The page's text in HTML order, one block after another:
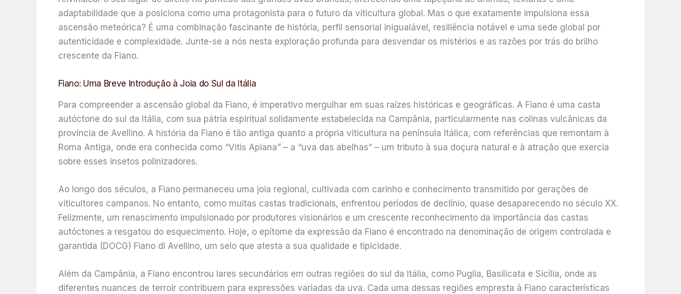
adaptabilidade que a posiciona como uma protagonista para o futuro da viticultura global. Mas o que exatamente impulsiona essa
ascensão meteórica? É uma combinação fascinante de história, perfil sensorial inigualável, resiliência notável e uma sede global por
autenticidade e complexidade. Junte-se a nós nesta exploração profunda para desvendar os mistérios e as razões por trás do brilho
crescente da Fiano.
Fiano: Uma Breve Introdução à Joia do Sul da Itália
Para compreender a ascensão global da Fiano, é imperativo mergulhar em suas raízes históricas e geográficas. A Fiano é uma casta
autóctone do sul da Itália, com sua pátria espiritual solidamente estabelecida na Campânia, particularmente nas colinas vulcânicas da
província de Avellino. A história da Fiano é tão antiga quanto a própria viticultura na península Itálica, com referências que remontam à
Roma Antiga, onde era conhecida como “Vitis Apiana” – a “uva das abelhas” – um tributo à sua doçura natural e à atração que exercia
sobre esses insetos polinizadores.
Ao longo dos séculos, a Fiano permaneceu uma joia regional, cultivada com carinho e conhecimento transmitido por gerações de
viticultores campanos. No entanto, como muitas castas tradicionais, enfrentou períodos de declínio, quase desaparecendo no século XX.
Felizmente, um renascimento impulsionado por produtores visionários e um crescente reconhecimento da importância das castas
autóctones a resgatou do esquecimento. Hoje, o epítome da expressão da Fiano é encontrado na denominação de origem controlada e
garantida (DOCG) Fiano di Avellino, um selo que atesta a sua qualidade e tipicidade.
Além da Campânia, a Fiano encontrou lares secundários em outras regiões do sul da Itália, como Puglia, Basilicata e Sicília, onde as
diferentes nuances de terroir contribuem para expressões variadas da uva. Cada uma dessas regiões empresta à Fiano características